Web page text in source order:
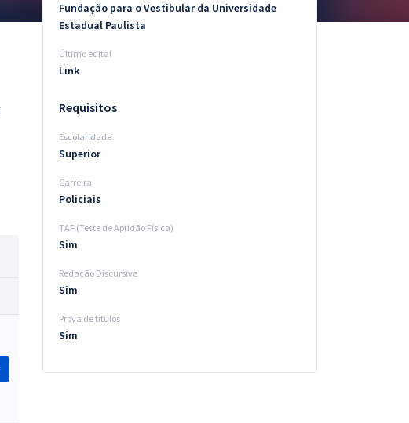
Fundação para o Vestibular da Universidade
Estadual Paulista
Último edital
Link
Requisitos
Escolaridade
Superior
Carreira
Policiais
TAF (Teste de Aptidão Física)
Sim
Redação Discursiva
Sim
Prova de títulos
Sim